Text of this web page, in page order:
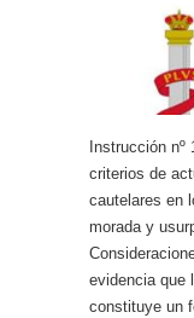
Instrucción
criterios de
cautelares en
morada y
evidencia que
constituye un